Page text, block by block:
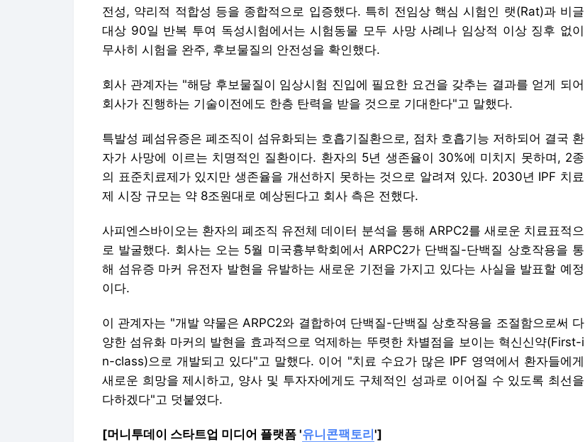
전성, 약리적 적합성 등을 종합적으로 입증했다. 특히 전임상 핵심 시험인 랫(Rat)과 비글
대상 90일 반복 투여 독성시험에서는 시험동물 모두 사망 사례나 임상적 이상 징후 없이
무사히 시험을 완주, 후보물질의 안전성을 확인했다.
회사 관계자는 "해당 후보물질이 임상시험 진입에 필요한 요건을 갖추는 결과를 얻게 되어
회사가 진행하는 기술이전에도 한층 탄력을 받을 것으로 기대한다"고 말했다.
특발성 폐섬유증은 폐조직이 섬유화되는 호흡기질환으로, 점차 호흡기능 저하되어 결국 환
자가 사망에 이르는 치명적인 질환이다. 환자의 5년 생존율이 30%에 미치지 못하며, 2종
의 표준치료제가 있지만 생존율을 개선하지 못하는 것으로 알려져 있다. 2030년 IPF 치료
제 시장 규모는 약 8조원대로 예상된다고 회사 측은 전했다.
사피엔스바이오는 환자의 폐조직 유전체 데이터 분석을 통해 ARPC2를 새로운 치료표적으
로 발굴했다. 회사는 오는 5월 미국흉부학회에서 ARPC2가 단백질-단백질 상호작용을 통
해 섬유증 마커 유전자 발현을 유발하는 새로운 기전을 가지고 있다는 사실을 발표할 예정
이다.
이 관계자는 "개발 약물은 ARPC2와 결합하여 단백질-단백질 상호작용을 조절함으로써 다
양한 섬유화 마커의 발현을 효과적으로 억제하는 뚜렷한 차별점을 보이는 혁신신약(First-i
n-class)으로 개발되고 있다"고 말했다. 이어 "치료 수요가 많은 IPF 영역에서 환자들에게
새로운 희망을 제시하고, 양사 및 투자자에게도 구체적인 성과로 이어질 수 있도록 최선을
다하겠다"고 덧붙였다.
[머니투데이 스타트업 미디어 플랫폼 '유니콘팩토리 ']